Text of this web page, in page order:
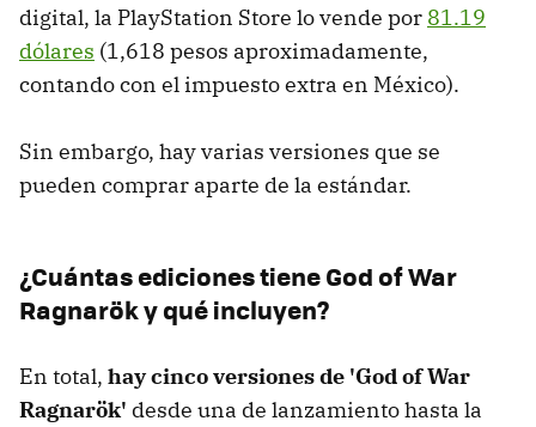
digital, la PlayStation Store lo vende por 81.19
dólares (1,618 pesos aproximadamente,
contando con el impuesto extra en México).
Sin embargo, hay varias versiones que se
pueden comprar aparte de la estándar.
¿Cuántas ediciones tiene God of War
Ragnarök y qué incluyen?
En total, hay cinco versiones de 'God of War
Ragnarök' desde una de lanzamiento hasta la